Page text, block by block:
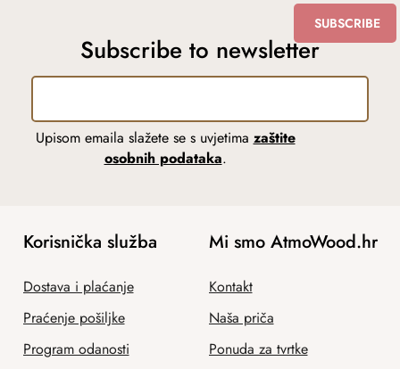
Subscribe to newsletter
Upisom emaila slažete se s uvjetima zaštite
osobnih podataka.
SUBSCRIBE
Korisnička služba
Dostava i plaćanje
Praćenje pošiljke
Program odanosti
Mi smo AtmoWood.hr
Kontakt
Naša priča
Ponuda za tvrtke